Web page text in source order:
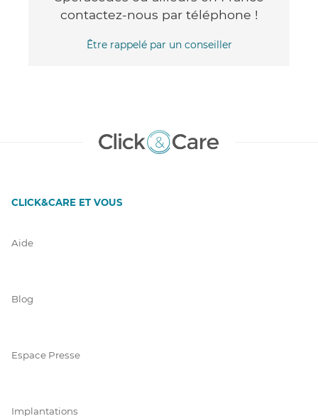
contactez-nous par téléphone !
Être rappelé par un conseiller
CLICK&CARE ET VOUS
Aide
Blog
Espace Presse
Implantations